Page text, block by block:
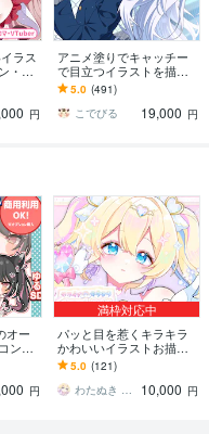
ラス
・ミ
ち
円
アニメ塗りでキャッチー
で目立つイラストを描き
ます 動画用、スチル、ア
イコン等、目を引くイラ
ストをご希望の方に！
5.0 (491)
こでびる
19,000 円
オー
ン、
に
円
満枠対応中
パッと目を惹くキラキラ
かわいいイラストお描き
します ˗ˏˋ企業実績多数！ˎ
ˊ˗|サムネ|返礼品・グッズ|
1枚絵|
5.0 (121)
わたぬき わたこ
10,000 円